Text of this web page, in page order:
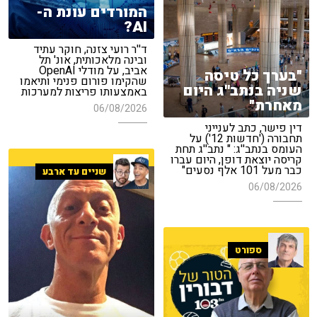
המורדים עונת ה-
AI?
ד''ר רועי צזנה, חוקר עתיד
ובינה מלאכותית, אונ' תל
אביב, על מודלי OpenAI
שהקימו פורום פנימי ותיאמו
באמצעותו פריצות למערכות
06/08/2026
"בערך כל טיסה
שניה בנתב''ג היום
מאחרת"
דין פישר, כתב לענייני
תחבורה ('חדשות 12') על
העומס בנתב''ג: " נתב''ג תחת
קריסה יוצאת דופן, היום עברו
כבר מעל 101 אלף נסעים"
06/08/2026
שניים עד ארבע
ספורט